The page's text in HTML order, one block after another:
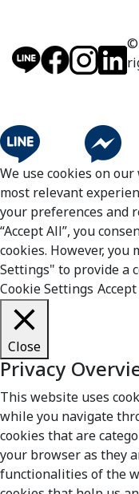
©
We use cookies on
most relevant
your preferences and
“Accept All”, you
cookies. However, you
Settings" to provide a
Cookie Settings
Close
Privacy
This website uses
while you navigate
cookies that are
your browser as they
functionalities of the